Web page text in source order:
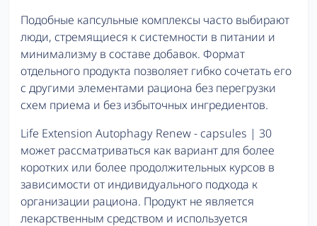
Подобные капсульные комплексы часто выбирают
люди, стремящиеся к системности в питании и
минимализму в составе добавок. Формат
отдельного продукта позволяет гибко сочетать его
с другими элементами рациона без перегрузки
схем приема и без избыточных ингредиентов.
Life Extension Autophagy Renew - capsules | 30
может рассматриваться как вариант для более
коротких или более продолжительных курсов в
зависимости от индивидуального подхода к
организации рациона. Продукт не является
лекарственным средством и используется